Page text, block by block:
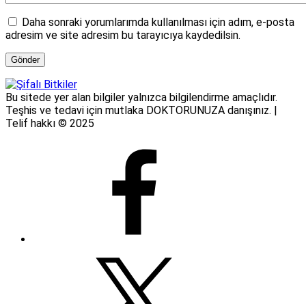
Daha sonraki yorumlarımda kullanılması için adım, e-posta
adresim ve site adresim bu tarayıcıya kaydedilsin.
Bu sitede yer alan bilgiler yalnızca bilgilendirme amaçlıdır.
Teşhis ve tedavi için mutlaka DOKTORUNUZA danışınız. |
Telif hakkı © 2025